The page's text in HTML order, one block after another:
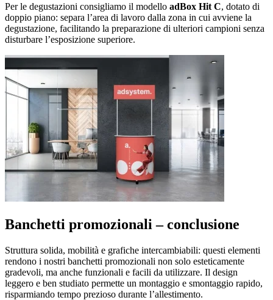
Per le degustazioni consigliamo il modello adBox Hit C, dotato di
doppio piano: separa l’area di lavoro dalla zona in cui avviene la
degustazione, facilitando la preparazione di ulteriori campioni senza
disturbare l’esposizione superiore.
Banchetti promozionali – conclusione
Struttura solida, mobilità e grafiche intercambiabili: questi elementi
rendono i nostri banchetti promozionali non solo esteticamente
gradevoli, ma anche funzionali e facili da utilizzare. Il design
leggero e ben studiato permette un montaggio e smontaggio rapido,
risparmiando tempo prezioso durante l’allestimento.